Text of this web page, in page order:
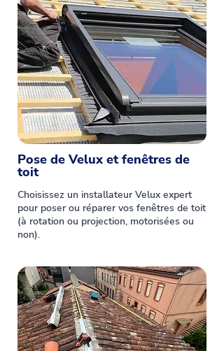
Pose de Velux et fenêtres de
toit
Choisissez un installateur Velux expert
pour poser ou réparer vos fenêtres de toit
(à rotation ou projection, motorisées ou
non).